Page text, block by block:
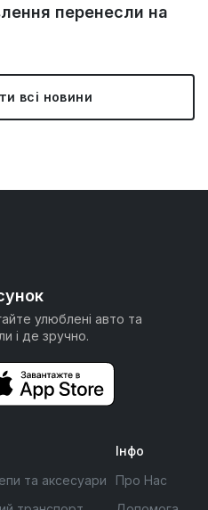
перенесли на
всі новини
улюблені авто та
і де зручно.
та аксесуари
Інфо
Про Нас